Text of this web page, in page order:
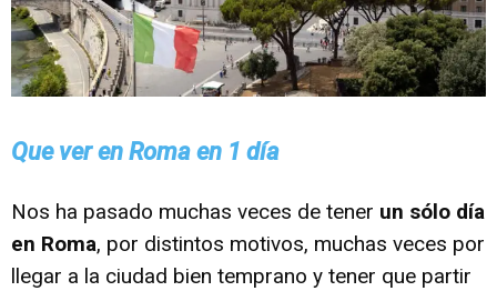
Que ver en Roma en 1 día
Nos ha pasado muchas veces de tener un sólo día
en Roma, por distintos motivos, muchas veces por
llegar a la ciudad bien temprano y tener que partir